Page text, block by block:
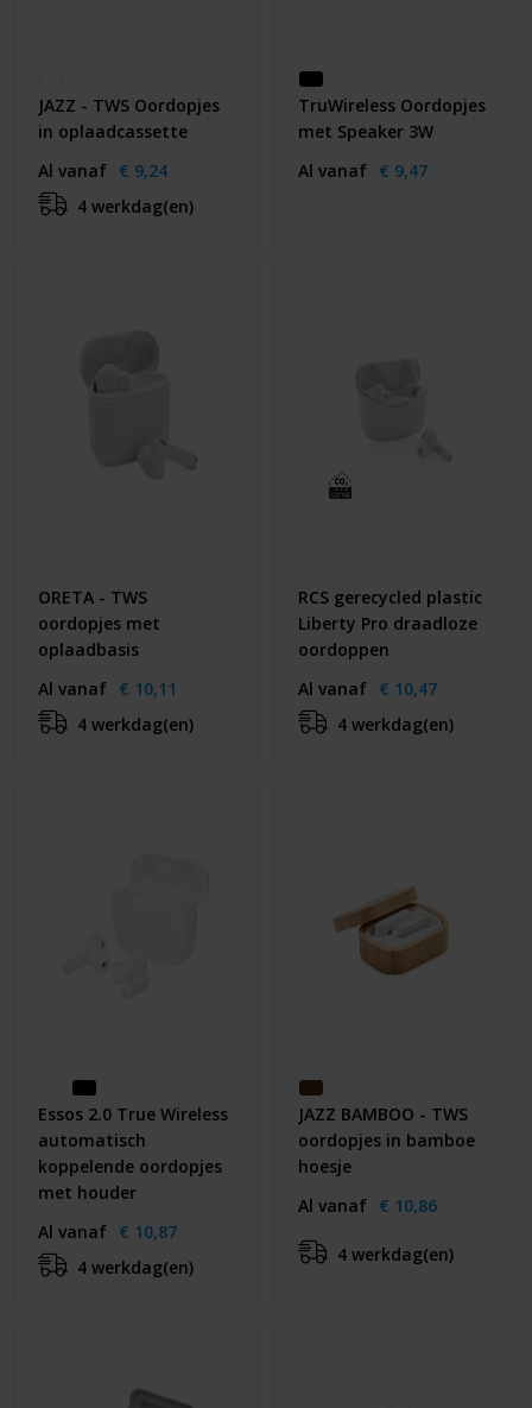
JAZZ - TWS Oordopjes
in oplaadcassette
Al vanaf € 9,24
4 werkdag(en)
TruWireless Oordopjes
met Speaker 3W
Al vanaf € 9,47
ORETA - TWS
oordopjes met
oplaadbasis
Al vanaf € 10,11
4 werkdag(en)
RCS gerecycled plastic
Liberty Pro draadloze
oordoppen
Al vanaf € 10,47
4 werkdag(en)
Essos 2.0 True Wireless
automatisch
koppelende oordopjes
met houder
Al vanaf € 10,87
4 werkdag(en)
JAZZ BAMBOO - TWS
oordopjes in bamboe
hoesje
Al vanaf € 10,86
4 werkdag(en)